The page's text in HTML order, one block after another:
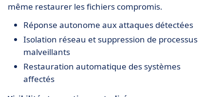
même restaurer les fichiers compromis.
Réponse autonome aux attaques détectées
Isolation réseau et suppression de processus
malveillants
Restauration automatique des systèmes
affectés